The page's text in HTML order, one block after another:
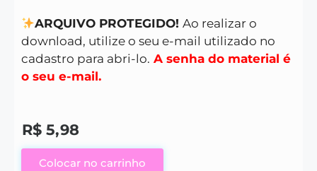
ARQUIVO PROTEGIDO!Ao realizar o
download, utilize o seu e-mail utilizado no
cadastro para abri-lo. A senha do material é
o seu e-mail.
R$ 5,98
Colocar no carrinho